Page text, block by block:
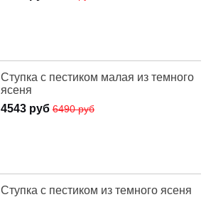
Ступка с пестиком малая из темного
ясеня
4543 руб6490 руб
Ступка с пестиком из темного ясеня